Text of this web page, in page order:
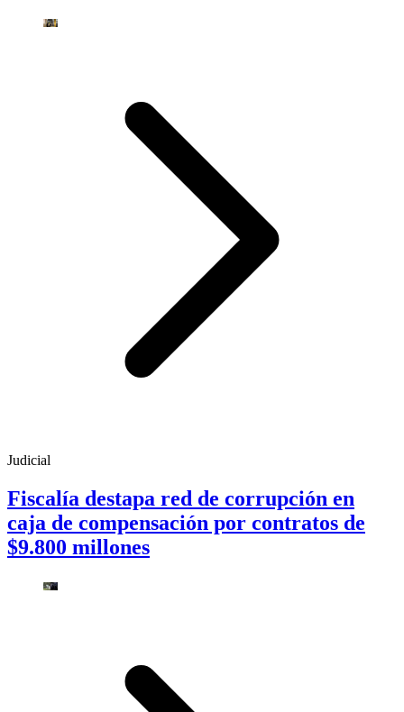
Judicial
Fiscalía destapa red de corrupción en
caja de compensación por contratos de
$9.800 millones